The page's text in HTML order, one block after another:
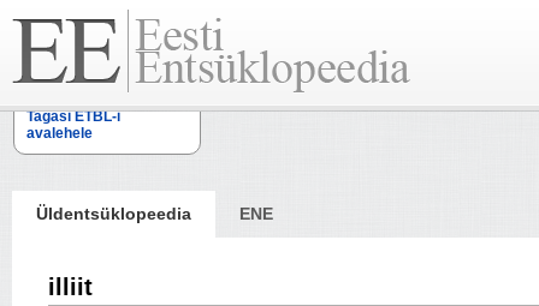
Tagasi ETBL-i
avalehele
Üldentsüklopeedia ENE
illiit